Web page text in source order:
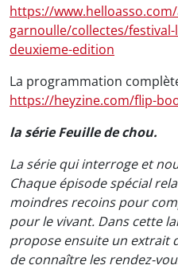
https://
garnoulle/collectes/
deuxieme-edition
La programmation
https://heyzine.com/flip-
la série Feuille de chou.
La série qui interroge et
Chaque épisode spécial
moindres recoins pour
pour le vivant. Dans cette
propose ensuite un extrait
de connaître les rendez-